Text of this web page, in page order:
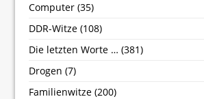
Computer (35)
DDR-Witze (108)
Die letzten Worte … (381)
Drogen (7)
Familienwitze (200)